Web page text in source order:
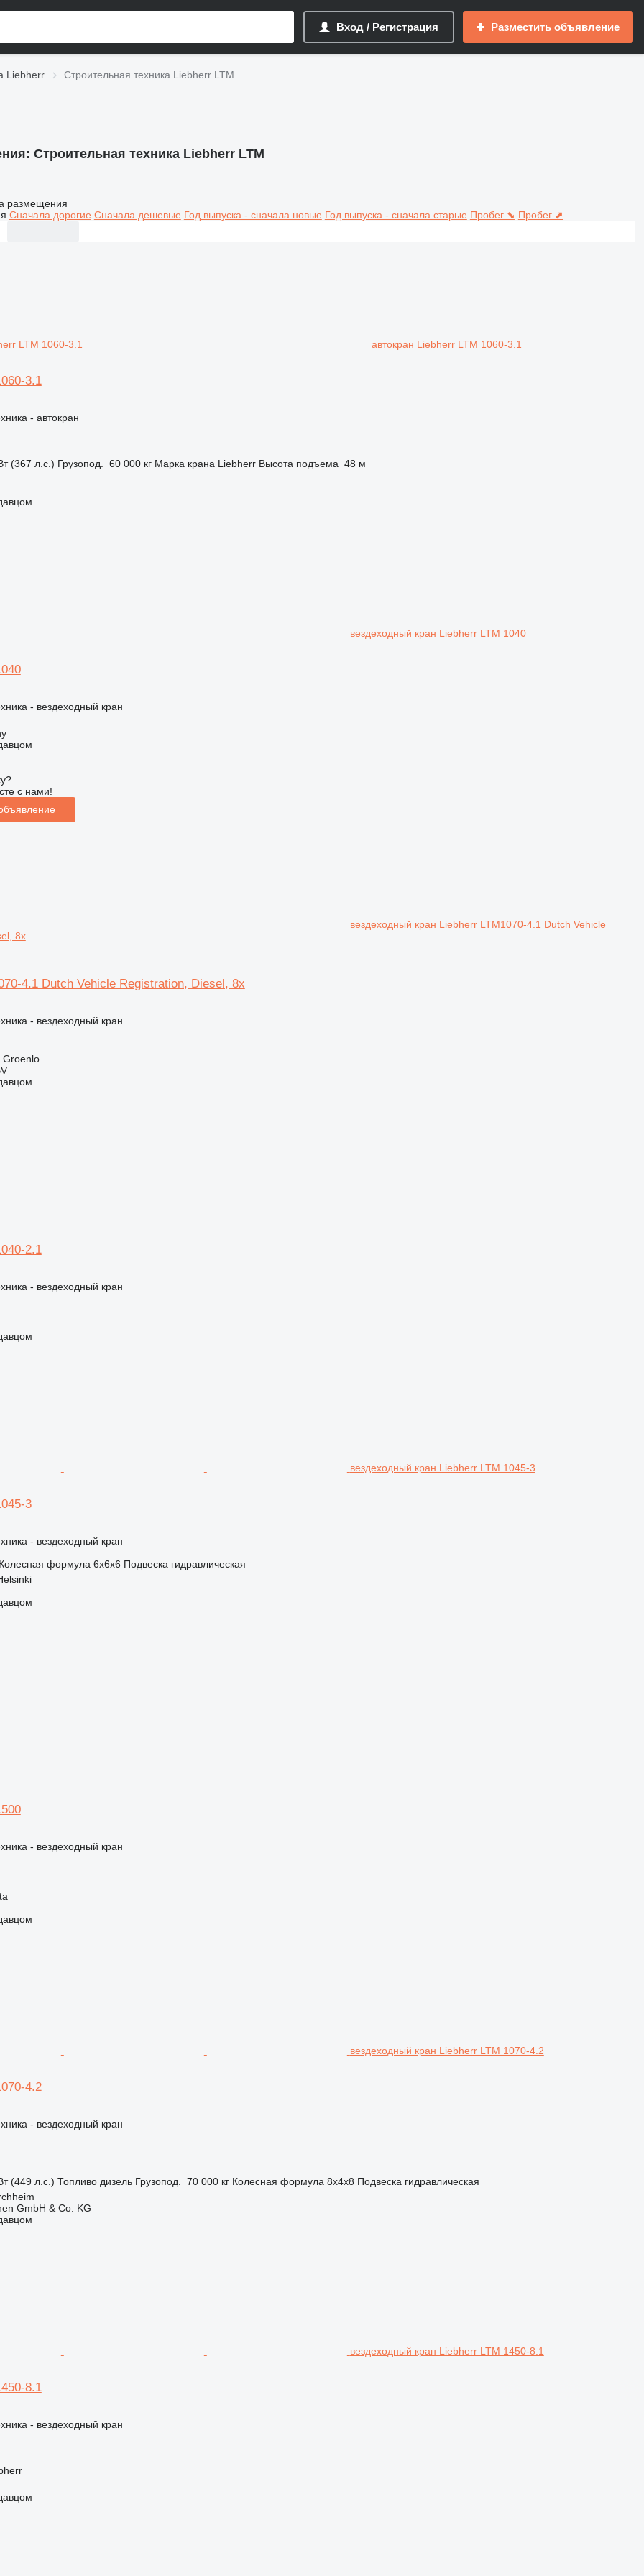
Вход / Регистрация Разместить объявление
Liebherr Строительная техника Liebherr LTM
Строительная техника Liebherr LTM
размещения
Сначала дорогие Сначала дешевые Год выпуска - сначала новые Год выпуска - сначала старые Пробег ⬊ Пробег ⬈
автокран Liebherr LTM 1060-3.1
3.1
- автокран
(367 л.с.) Грузопод. 60 000 кг Марка крана Liebherr Высота подъема 48 м
вездеходный кран Liebherr LTM 1040
- вездеходный кран
с нами!
вездеходный кран Liebherr LTM1070-4.1 Dutch Vehicle
8x
4.1 Dutch Vehicle Registration, Diesel, 8x
- вездеходный кран
2.1
- вездеходный кран
вездеходный кран Liebherr LTM 1045-3
3
- вездеходный кран
Колесная формула 6x6x6 Подвеска гидравлическая
- вездеходный кран
вездеходный кран Liebherr LTM 1070-4.2
4.2
- вездеходный кран
(449 л.с.) Топливо дизель Грузопод. 70 000 кг Колесная формула 8x4x8 Подвеска гидравлическая
GmbH & Co. KG
вездеходный кран Liebherr LTM 1450-8.1
8.1
- вездеходный кран